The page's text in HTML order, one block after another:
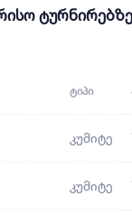
ტურნირებზე
ᲢᲘᲞᲘ
კუმიტე
კუმიტე